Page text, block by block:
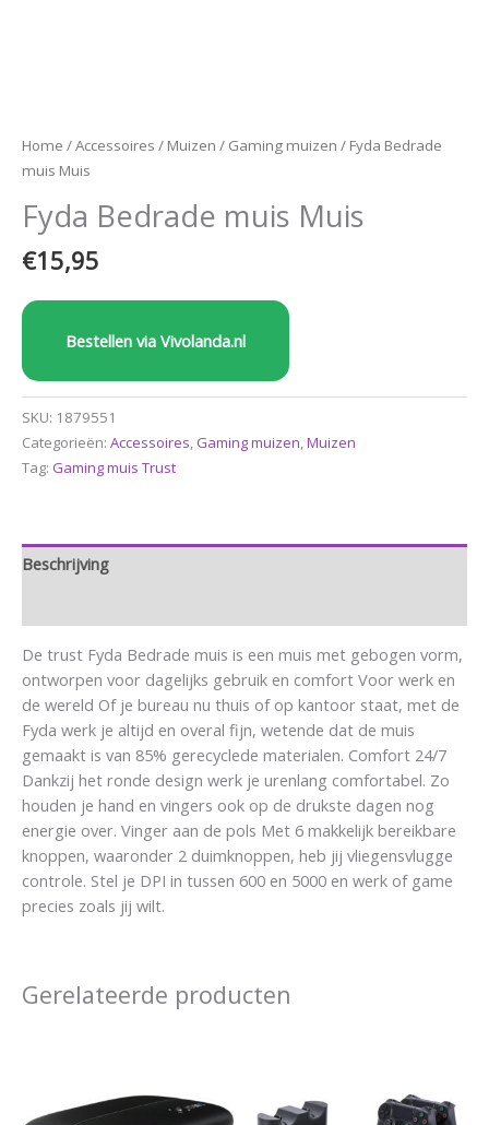
Home /Accessoires / Muizen / Gaming muizen / Fyda Bedrade
muis Muis
Fyda Bedrade muis Muis
€15,95
Bestellen via Vivolanda.nl
SKU: 1879551
Categorieën: Accessoires, Gaming muizen,Muizen
Tag: Gaming muis Trust
Beschrijving
De trust Fyda Bedrade muis is een muis met gebogen vorm,
ontworpen voor dagelijks gebruik en comfort Voor werk en
de wereld Of je bureau nu thuis of op kantoor staat, met de
Fyda werk je altijd en overal fijn, wetende dat de muis
gemaakt is van 85% gerecyclede materialen. Comfort 24/7
Dankzij het ronde design werk je urenlang comfortabel. Zo
houden je hand en vingers ook op de drukste dagen nog
energie over. Vinger aan de pols Met 6 makkelijk bereikbare
knoppen, waaronder 2 duimknoppen, heb jij vliegensvlugge
controle. Stel je DPI in tussen 600 en 5000 en werk of game
precies zoals jij wilt.
Gerelateerde producten